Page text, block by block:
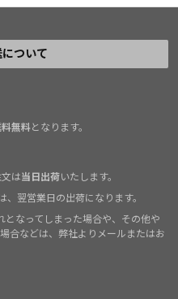
ついて
無料となります。
は当日出荷いたします。
翌営業日の出荷になります。
なってしまった場合や、その他や
合などは、弊社よりメールまたはお